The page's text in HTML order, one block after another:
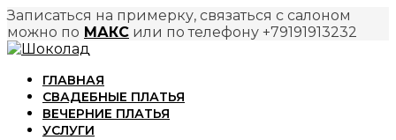
Записаться на примерку, связаться с салоном
можно по МАКС или по телефону +79191913232
Перейти
содержимому
ГЛАВНАЯ
СВАДЕБНЫЕ ПЛАТЬЯ
ВЕЧЕРНИЕ ПЛАТЬЯ
УСЛУГИ